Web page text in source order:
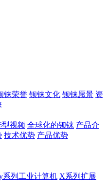
铼荣誉 钡铼文化 钡铼愿景 资
视频 全球化的钡铼 产品介
技术优势 产品优势
系列工业计算机 X系列扩展